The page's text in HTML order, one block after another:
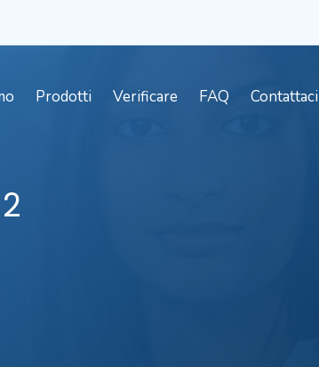
Prodotti Verificare FAQ Contattaci